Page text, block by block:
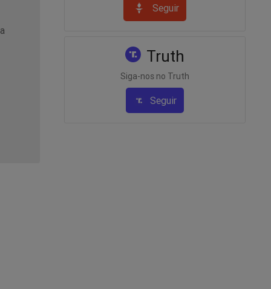
Seguir
Truth
Siga-nos no Truth
Seguir